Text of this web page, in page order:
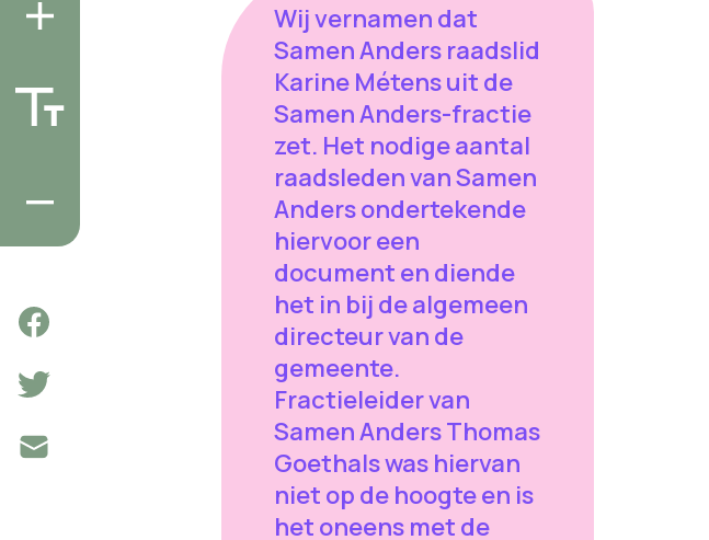
Wij vernamen dat
Samen Anders raadslid
Karine Métens uit de
Samen Anders-fractie
zet. Het nodige aantal
raadsleden van Samen
Anders ondertekende
hiervoor een
document en diende
het in bij de algemeen
directeur van de
gemeente.
Fractieleider van
Samen Anders Thomas
Goethals was hiervan
niet op de hoogte en is
het oneens met de